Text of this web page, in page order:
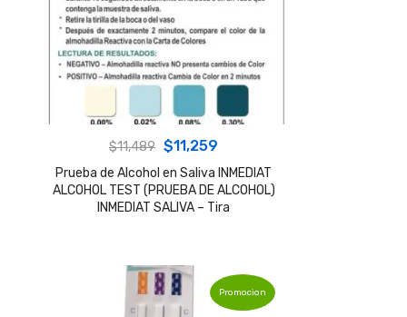
$11,489 Original
price
was:
$11,259
price
is:
Prueba de Alcohol en Saliva INMEDIAT
ALCOHOL TEST (PRUEBA DE ALCOHOL)
INMEDIAT SALIVA – Tira
Promocion